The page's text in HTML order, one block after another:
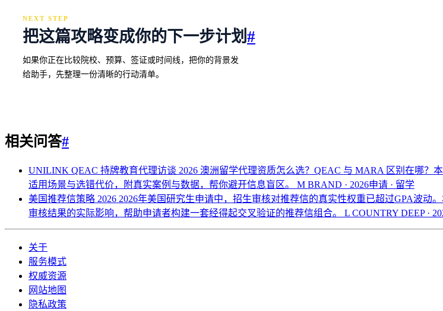
NEXT STEP
把这篇攻略变成你的下一步计划#
如果你正在比较院校、预算、签证或时间线，把你的背景发
给助手，先整理一份清晰的行动清单。
相关问答#
UNILINK QEAC 持牌教育代理访谈 2026 澳洲留学代理资质怎么选？QEAC 与 MARA 区别在哪？
适用场景与选错代价，附真实案例与数据，帮你避开信息盲区。 M BRAND · 2026申请 · 留学
美国推荐信策略 2026 2026年美国研究生申请中，招生审核对推荐信的真实性权重已超过GPA波动
审核结果的实际影响，帮助申请者构建一套经得起交叉验证的推荐信组合。 L COUNTRY DEEP ·
关于
服务模式
权威资源
网站地图
隐私政策